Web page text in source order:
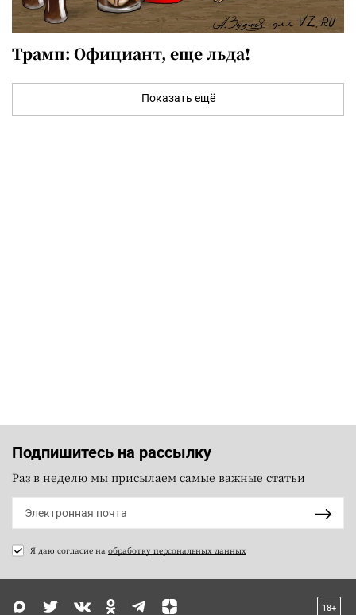
Трамп: Официант, еще льда!
Показать ещё
Подпишитесь на рассылку
Раз в неделю мы присылаем самые важные статьи
Я даю согласие на обработку персональных данных
18+